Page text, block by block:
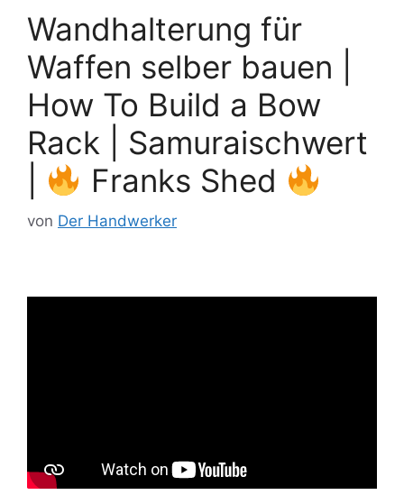
Wandhalterung für
Waffen selber bauen |
How To Build a Bow
Rack | Samuraischwert
Franks Shed
von Der Handwerker